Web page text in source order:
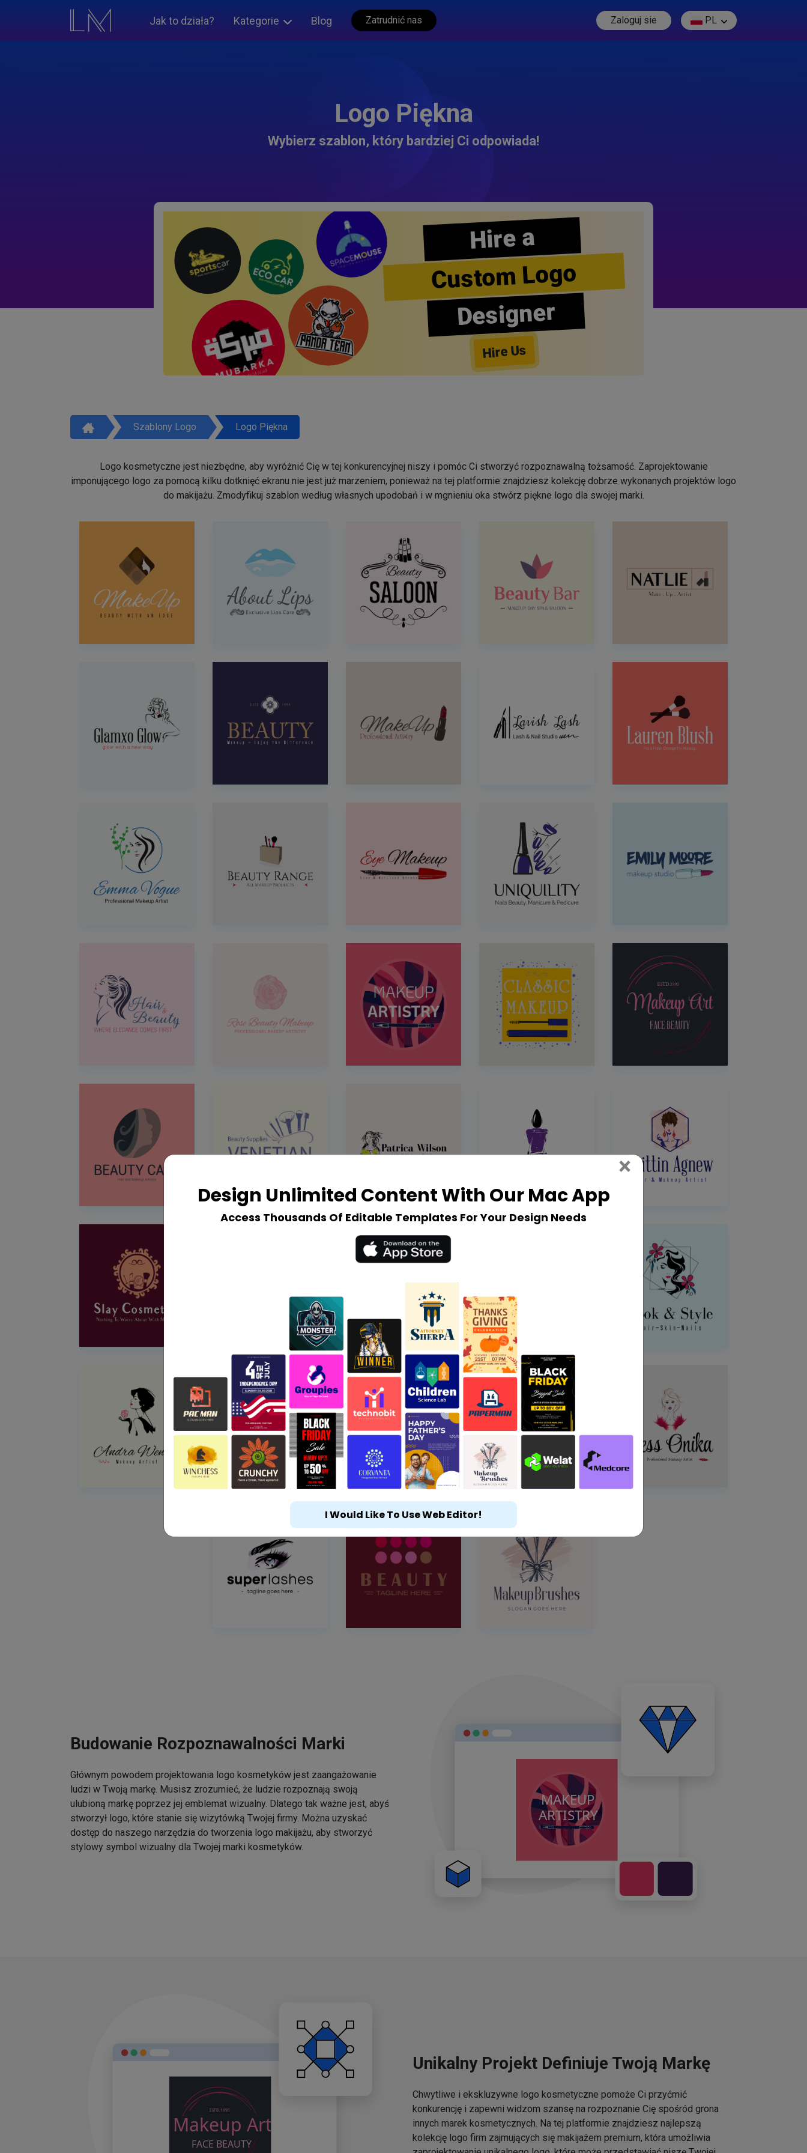
Jak to działa? Kategorie Blog Zatrudnić nas Zaloguj sie PL
Logo Piękna
Wybierz szablon, który bardziej Ci odpowiada!
Hire a
Custom Logo
Designer
Hire Us
Szablony Logo Logo Piękna
Logo kosmetyczne jest niezbędne, aby wyróżnić Cię w tej konkurencyjnej niszy i pomóc Ci stworzyć rozpoznawalną tożsamość. Zaprojektowanie
imponującego logo za pomocą kilku dotknięć ekranu nie jest już marzeniem, ponieważ na tej platformie znajdziesz kolekcję dobrze wykonanych projektów logo
do makijażu. Zmodyfikuj szablon według własnych upodobań i w mgnieniu oka stwórz piękne logo dla swojej marki.
Budowanie Rozpoznawalności Marki
Głównym powodem projektowania logo kosmetyków jest zaangażowanie
ludzi w Twoją markę. Musisz zrozumieć, że ludzie rozpoznają swoją
ulubioną markę poprzez jej emblemat wizualny. Dlatego tak ważne jest, abyś
stworzył logo, które stanie się wizytówką Twojej firmy. Można uzyskać
dostęp do naszego narzędzia do tworzenia logo makijażu, aby stworzyć
stylowy symbol wizualny dla Twojej marki kosmetyków.
Unikalny Projekt Definiuje Twoją Markę
Chwytliwe i ekskluzywne logo kosmetyczne pomoże Ci przyćmić
konkurencję i zapewni widzom szansę na rozpoznanie Cię spośród grona
innych marek kosmetycznych. Na tej platformie znajdziesz najlepszą
kolekcję logo firm zajmujących się makijażem premium, która umożliwia
Design Unlimited Content With Our Mac App
Access Thousands Of Editable Templates For Your Design Needs
× Close
I Would Like To Use Web Editor!